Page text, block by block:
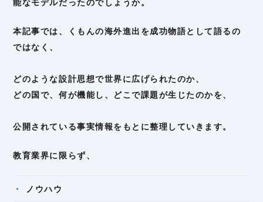
能なモデルだったのでしょうか。
本記事では、くもんの海外進出を成功物語として語るの
ではなく、
どのような設計思想で世界に広げられたのか、
どの国で、何が機能し、どこで課題が生じたのかを、
公開されている事実情報をもとに整理していきます。
教育業界に限らず、
ノウハウ